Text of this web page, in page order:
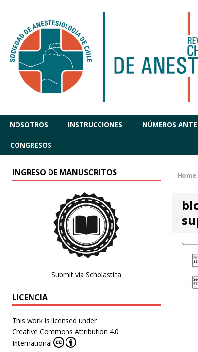
NOSOTROS INSTRUCCIONES NÚMEROS
CONGRESOS
Home
INGRESO DE MANUSCRITOS
Submit via Scholastica
LICENCIA
This work is licensed under
Creative Commons Attribution 4.0
International